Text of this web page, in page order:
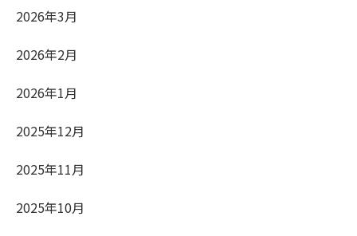
2026年3月
2026年2月
2026年1月
2025年12月
2025年11月
2025年10月